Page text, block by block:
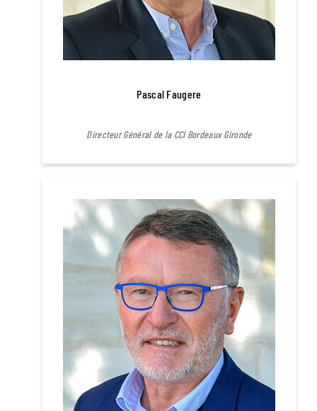
Pascal Faugere
Directeur Général de la CCI Bordeaux Gironde